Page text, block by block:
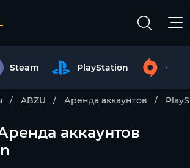
Steam PlayStation
ABZU Аренда аккаунтов
аккаунтов